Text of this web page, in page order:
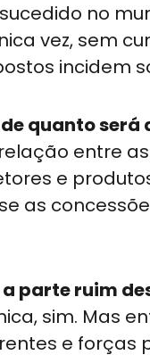
no
vez, sem
incidem
quanto
entre
e
as
a parte ruim
sim. Mas
e forças